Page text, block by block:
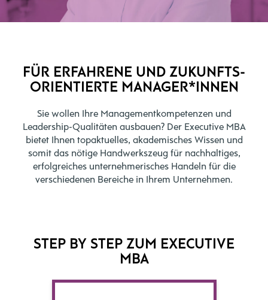
FÜR ERFAHRENE UND ZUKUNFTS­
ORIENTIERTE MANAGER*INNEN
Sie wollen Ihre Managementkompetenzen und
Leadership-Qualitäten ausbauen? Der Executive MBA
bietet Ihnen topaktuelles, akademisches Wissen und
somit das nötige Handwerkszeug für nachhaltiges,
erfolgreiches unternehmerisches Handelnfür die
verschiedenen Bereiche in Ihrem Unternehmen.
STEP BY STEP ZUM EXECUTIVE
MBA